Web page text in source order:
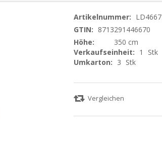
Artikelnummer: LD4667
GTIN: 8713291446670
Höhe:
350 cm
Verkaufseinheit: 1
Stk
Umkarton: 3 Stk